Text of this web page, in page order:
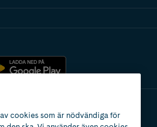
cookies som är nödvändiga för